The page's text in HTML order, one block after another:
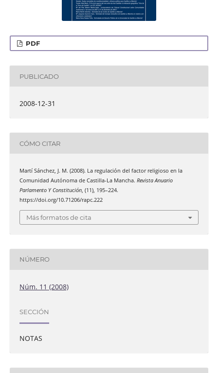
PDF
PUBLICADO
2008-12-31
CÓMO CITAR
Martí Sánchez, J. M. (2008). La regulación del factor religioso en la
Comunidad Autónoma de Castilla-La Mancha. Revista Anuario
Parlamento Y Constitución, (11), 195–224.
https://doi.org/10.71206/rapc.222
Más formatos de cita
NÚMERO
Núm. 11 (2008)
SECCIÓN
NOTAS